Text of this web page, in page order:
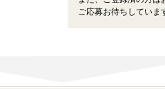
ご応募お待ちしていま